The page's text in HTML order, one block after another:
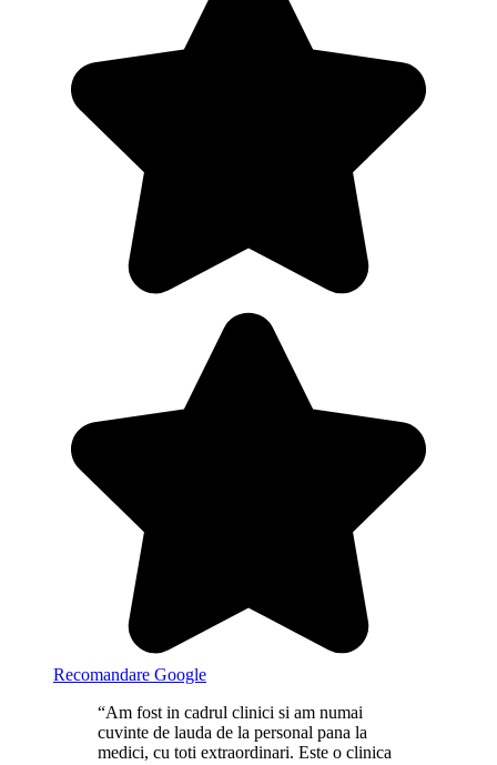
Recomandare Google
“Am fost in cadrul clinici si am numai
cuvinte de lauda de la personal pana la
medici, cu toti extraordinari. Este o clinica